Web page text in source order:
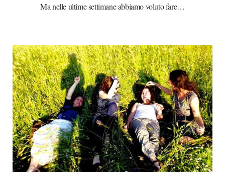
Ma nelle ultime settimane abbiamo voluto fare…